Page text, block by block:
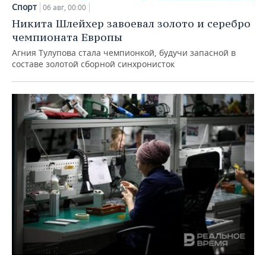
Спорт 06 авг, 00:00
Никита Шлейхер завоевал золото и серебро
чемпионата Европы
Агния Тулупова стала чемпионкой, будучи запасной в
составе золотой сборной синхронисток